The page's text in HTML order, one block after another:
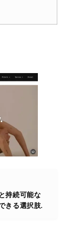
持続可能な
きる選択肢.